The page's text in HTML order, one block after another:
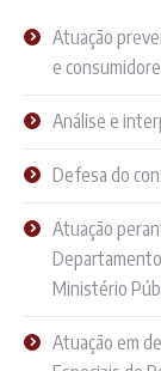
Atuação
e
Análise e
Defesa do
Atuação
Ministério
Atuação em